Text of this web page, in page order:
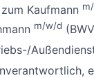
Kaufmann
m/w/d